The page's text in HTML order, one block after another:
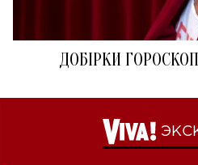
ДОБІРКИ